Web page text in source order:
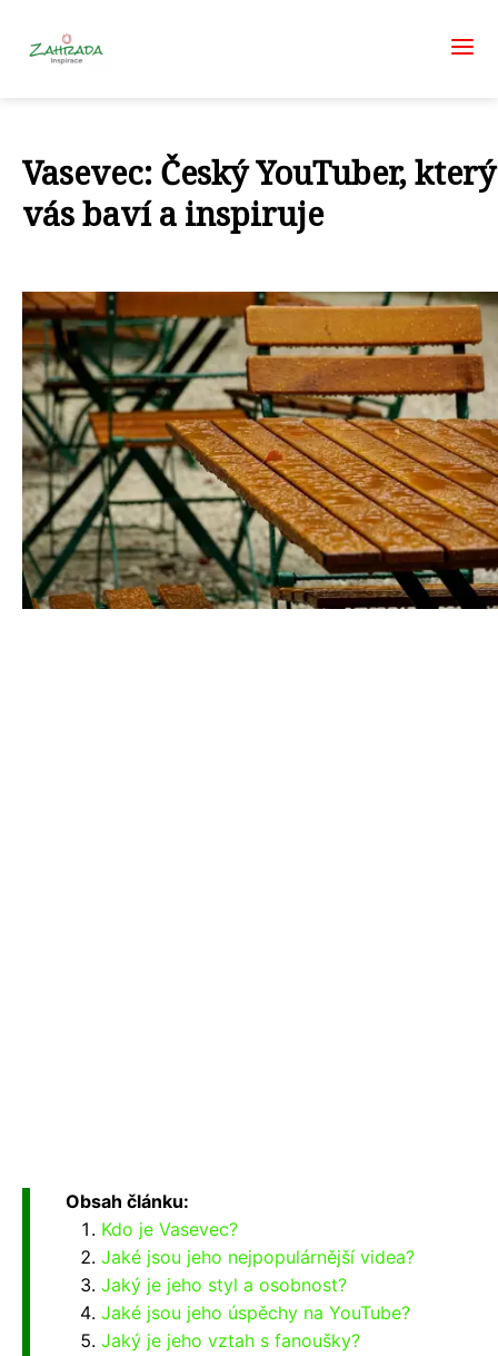
Vasevec: Český YouTuber, který
vás baví a inspiruje
Obsah článku:
Kdo je Vasevec?
Jaké jsou jeho nejpopulárnější videa?
Jaký je jeho styl a osobnost?
Jaké jsou jeho úspěchy na YouTube?
Jaký je jeho vztah s fanoušky?